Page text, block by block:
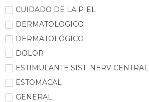
CUIDADO DE LA PIEL
DERMATOLOGICO
DERMATOLÓGICO
DOLOR
ESTIMULANTE SIST. NERV CENTRAL
ESTOMACAL
GENERAL